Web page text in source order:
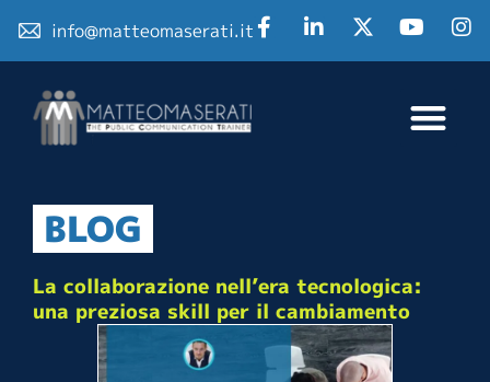
info@matteomaserati.it
BLOG
La collaborazione nell’era tecnologica:
una preziosa skill per il cambiamento